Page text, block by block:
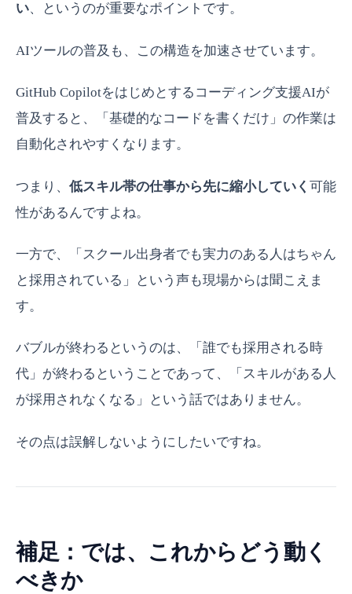
い、というのが重要なポイントです。
AIツールの普及も、この構造を加速させています。
GitHub Copilotをはじめとするコーディング支援AIが
普及すると、「基礎的なコードを書くだけ」の作業は
自動化されやすくなります。
つまり、 低スキル帯の仕事から先に縮小していく 可能
性があるんですよね。
一方で、「スクール出身者でも実力のある人はちゃん
と採用されている」という声も現場からは聞こえま
す。
バブルが終わるというのは、「誰でも採用される時
代」が終わるということであって、「スキルがある人
が採用されなくなる」という話ではありません。
その点は誤解しないようにしたいですね。
補足：では、これからどう動く
べきか